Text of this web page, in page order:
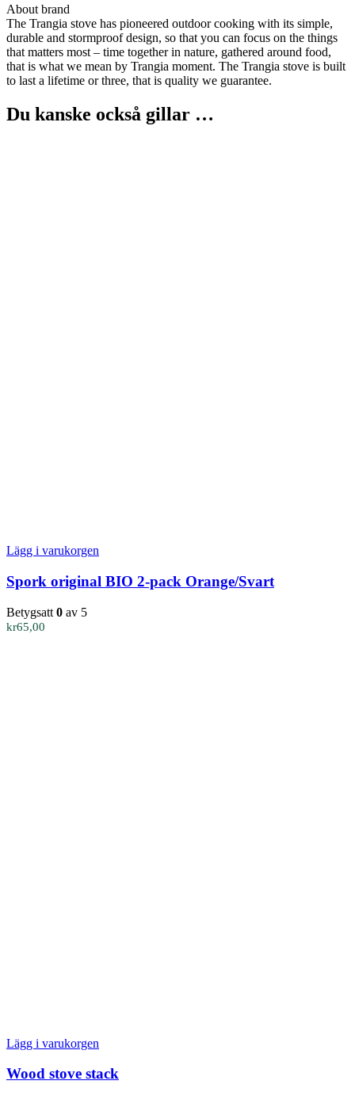
About brand
The Trangia stove has pioneered outdoor cooking with its simple,
durable and stormproof design, so that you can focus on the things
that matters most – time together in nature, gathered around food,
that is what we mean by Trangia moment. The Trangia stove is built
to last a lifetime or three, that is quality we guarantee.
Du kanske också gillar …
Lägg i varukorgen
Spork original BIO 2-pack Orange/Svart
Betygsatt 0 av 5
kr65,00
Lägg i varukorgen
Wood stove stack